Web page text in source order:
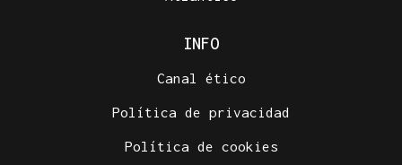
INFO
Canal ético
Política de privacidad
Política de cookies